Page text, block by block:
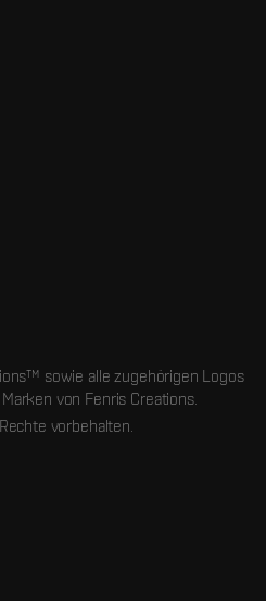
sowie alle zugehörigen Logos
von Fenris Creations.
vorbehalten.